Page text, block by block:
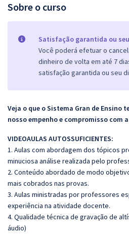
Sobre o curso
Satisfação garantida ou
Você poderá efetuar o
dinheiro de volta em até 7
satisfação garantida ou seu
Veja o que o Sistema Gran de Ensino
nosso empenho e compromisso com
VIDEOAULAS AUTOSSUFICIENTES:
1. Aulas com abordagem dos tópicos
minuciosa análise realizada pelo
2. Conteúdo abordado de modo
mais cobrados nas provas.
3. Aulas ministradas por professores
experiência na atividade docente.
4. Qualidade técnica de gravação de
áudio)